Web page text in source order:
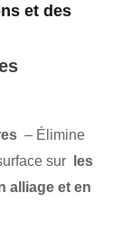
et des
– Élimine
sur
les
alliage et en